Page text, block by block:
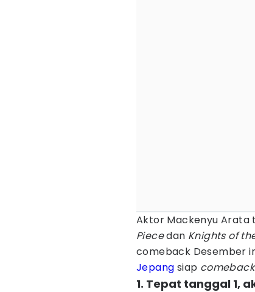
Aktor Mackenyu Arata
Piecedan Knights of
comeback Desember
Jepang siap comeback
1. Tepat tanggal 1,